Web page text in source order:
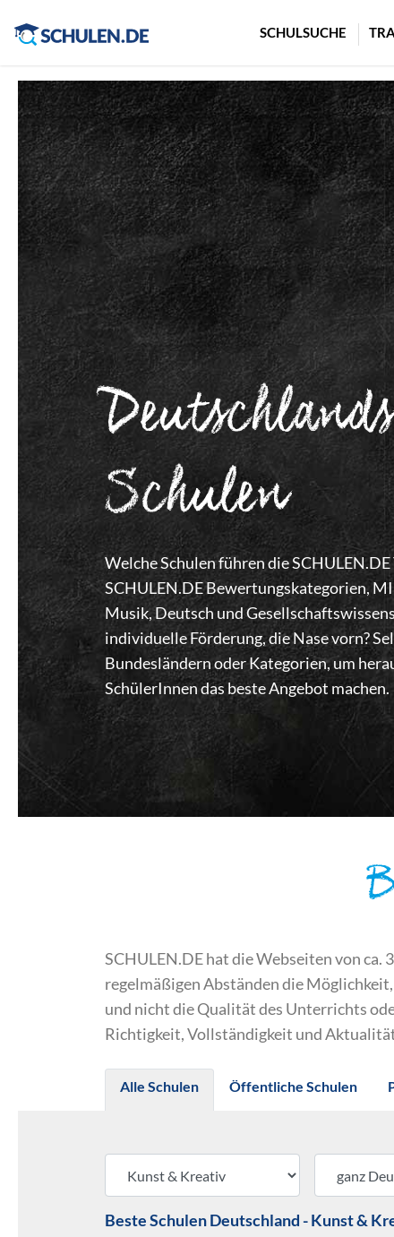
SCHULSUCHE
Schulen
Welche Schulen führen die
SCHULEN.DE Bewertungskategorien,
Musik, Deutsch und
individuelle Förderung, die Nase vorn?
Bundesländern oder Kategorien, um
SchülerInnen das beste Angebot machen.
SCHULEN.DE hat die Webseiten von
regelmäßigen Abständen die
und nicht die Qualität des Unterrichts
Richtigkeit, Vollständigkeit und
Alle Schulen Öffentliche Schulen
Beste Schulen Deutschland - Kunst &